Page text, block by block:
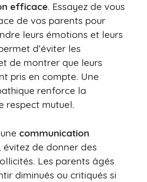
efficace. Essayez de vous
de vos parents pour
leurs émotions et leurs
d’éviter les
de montrer que leurs
pris en compte. Une
renforce la
respect mutuel.
communication
, évitez de donner des
Les parents âgés
diminués ou critiqués si